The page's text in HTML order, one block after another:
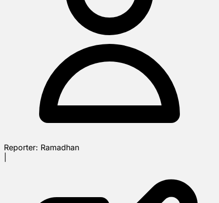
Reporter: Ramadhan